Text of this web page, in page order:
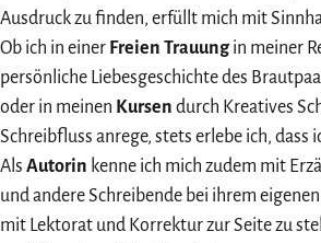
Ausdruck zu finden, erfüllt mich mit
Ob ich in einer Freien Trauungin meiner
persönliche Liebesgeschichte des
oder in meinen Kursen durch Kreatives
Schreibfluss anrege, stets erlebe ich, dass
Als Autorin kenne ich mich zudem mit
und andere Schreibende bei ihrem eigenen
mit Lektorat und Korrektur zur Seite zu